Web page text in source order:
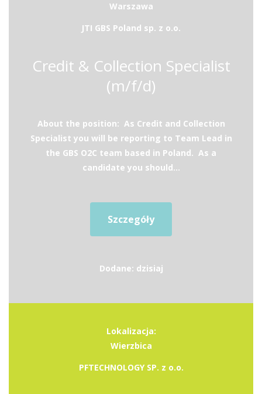
Warszawa
JTI GBS Poland sp. z o.o.
Credit & Collection Specialist
(m/f/d)
About the position: As Credit and Collection
Specialist you will be reporting to Team Lead in
the GBS O2C team based in Poland. As a
candidate you should...
Szczegóły
Dodane: dzisiaj
Lokalizacja:
Wierzbica
PFTECHNOLOGY SP. z o.o.